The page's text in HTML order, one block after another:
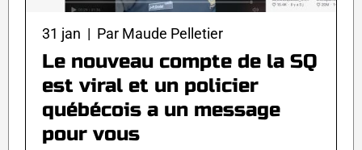
31 jan | Par Maude Pelletier
Le nouveau compte de la SQ
est viral et un policier
québécois a un message
pour vous